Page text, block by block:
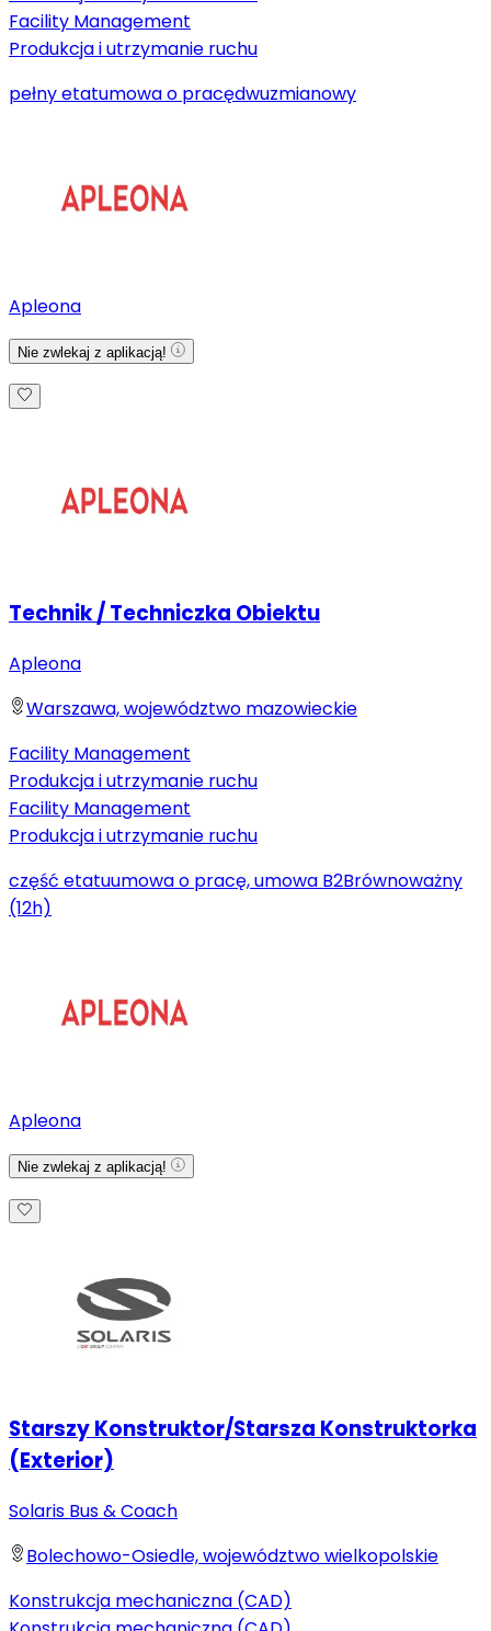
Facility Management
Produkcja i utrzymanie ruchu
pełny etatumowa o pracędwuzmianowy
Apleona
Nie zwlekaj z aplikacją!
Technik / Techniczka Obiektu
Apleona
Warszawa, województwo mazowieckie
Facility Management
Produkcja i utrzymanie ruchu
Facility Management
Produkcja i utrzymanie ruchu
część etatuumowa o pracę, umowa B2Brównoważny
(12h)
Apleona
Nie zwlekaj z aplikacją!
Starszy Konstruktor/Starsza Konstruktorka
(Exterior)
Solaris Bus & Coach
Bolechowo-Osiedle, województwo wielkopolskie
Konstrukcja mechaniczna (CAD)